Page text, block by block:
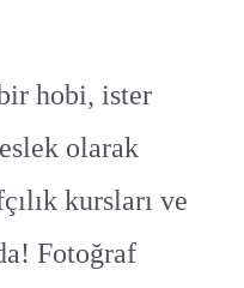
hobi, ister
olarak
kursları ve
Fotoğraf